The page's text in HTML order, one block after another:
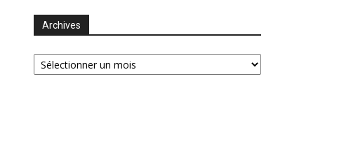
Archives
Archives